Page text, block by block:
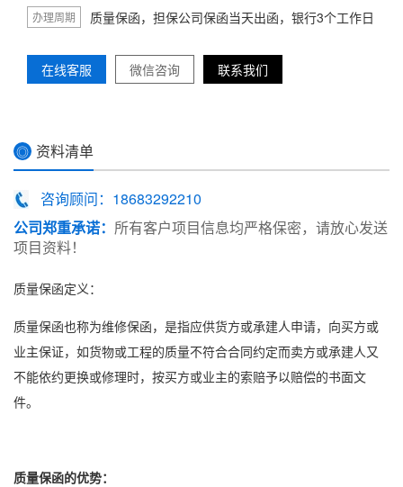
办理周期 质量保函，担保公司保函当天出函，银行3个工作日
在线客服 微信咨询 联系我们
◎ 资料清单
咨询顾问：18683292210
公司郑重承诺： 所有客户项目信息均严格保密，请放心发送
项目资料！
质量保函‌定义：
质量保函也称为维修保函，是指应供货方或承建人申请，向买方或
业主保证，如货物或工程的质量不符合合同约定而卖方或承建人又
不能依约更换或修理时，按买方或业主的索赔予以赔偿的书面文
件。‌
质量保函的优势：